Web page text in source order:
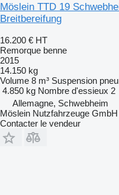
Möslein TTD 19
Breitbereifung
16.200 € HT
Remorque benne
2015
14.150 kg
Volume 8 m³ Suspension
4.850 kg Nombre d'essieux 2
Allemagne, Schwebheim
Möslein Nutzfahrzeuge GmbH
Contacter le vendeur